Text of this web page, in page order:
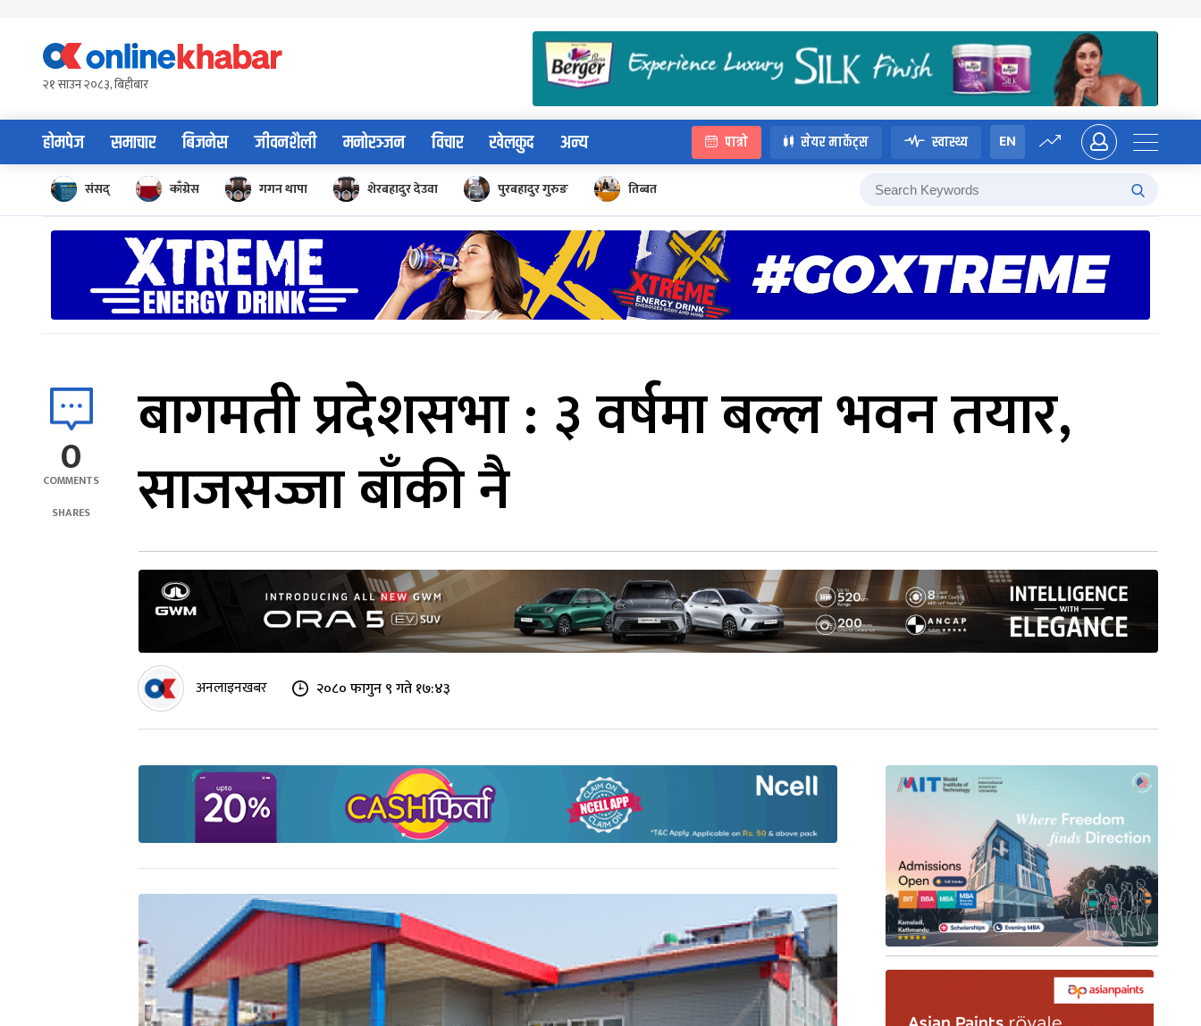
content२१ साउन २०८३, बिहीबार
होमपेज समाचार बिजनेस जीवनशैली मनोरञ्जन विचार खेलकुद अन्य पात्रो सेयर मार्केट्स स्वास्थ्य EN
संसद् काँग्रेस गगन थापा शेरबहादुर देउवा पुरबहादुर गुरुङ तिब्बत
0
COMMENTS
SHARES
बागमती प्रदेशसभा : ३ वर्षमा बल्ल भवन तयार,
साजसज्जा बाँकी नै
अनलाइनखबर २०८० फागुन ९ गते १७:४३